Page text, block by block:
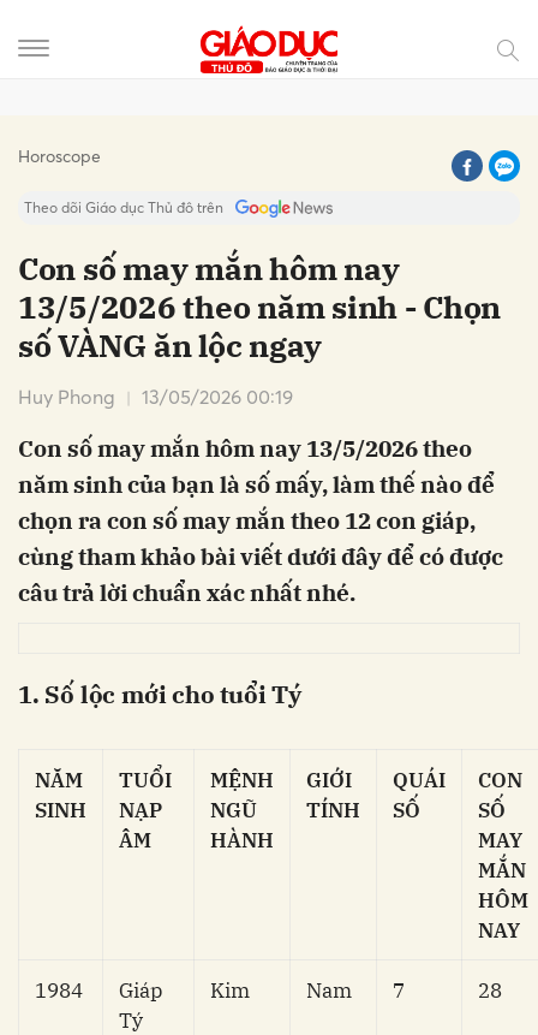
Horoscope
Theo dõi Giáo dục Thủ đô trên
Con số may mắn hôm nay
13/5/2026 theo năm sinh - Chọn
số VÀNG ăn lộc ngay
Huy Phong 13/05/2026 00:19
Con số may mắn hôm nay 13/5/2026 theo
năm sinh của bạn là số mấy, làm thế nào để
chọn ra con số may mắn theo 12 con giáp,
cùng tham khảo bài viết dưới đây để có được
câu trả lời chuẩn xác nhất nhé.
1. Số lộc mới cho tuổi Tý
NĂM
SINH
TUỔI
NẠP
ÂM
MỆNH
NGŨ
HÀNH
GIỚI
TÍNH
QUÁI
SỐ
CON
SỐ
MAY
MẮN
HÔM
NAY
1984
Giáp
Tý
Kim Nam 7 28
Hủy Gửi